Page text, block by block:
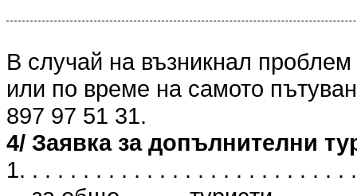
В случай на възникнал
или по време на самото
897 97 51 31.
4/ Заявка за допълнителни
1. . . . . . . . . . . . . . . . . . . . . . . . .